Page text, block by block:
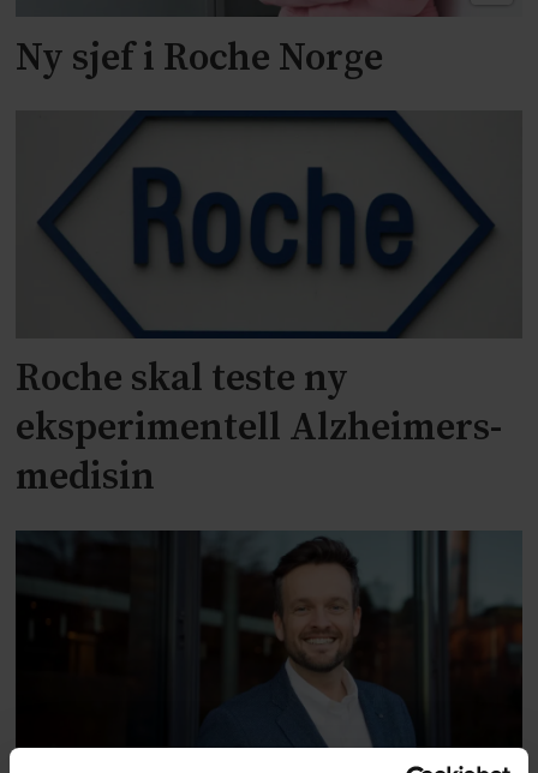
Ny sjef i Roche Norge
Roche skal teste ny
eksperimentell Alzheimers-
medisin